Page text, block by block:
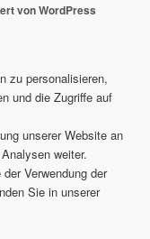
von WordPress
zu personalisieren,
und die Zugriffe auf
unserer Website an
weiter.
Verwendung der
Sie in unserer